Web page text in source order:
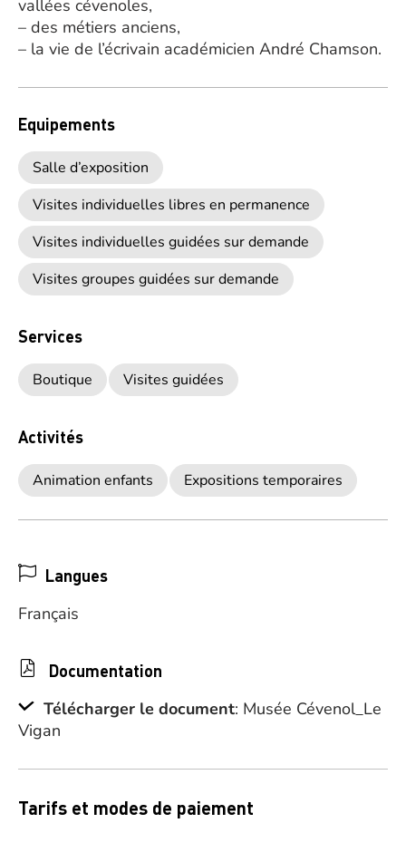
vallées cévenoles,
– des métiers anciens,
– la vie de l’écrivain académicien André Chamson.
Equipements
Salle d’exposition
Visites individuelles libres en permanence
Visites individuelles guidées sur demande
Visites groupes guidées sur demande
Services
Boutique Visites guidées
Activités
Animation enfants Expositions temporaires
Langues
Français
Documentation
Télécharger le document: Musée Cévenol_Le
Vigan
Tarifs et modes de paiement